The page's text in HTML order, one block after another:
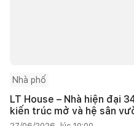
Nhà phố
LT House – Nhà hiện đại
kiến trúc mở và hệ sân